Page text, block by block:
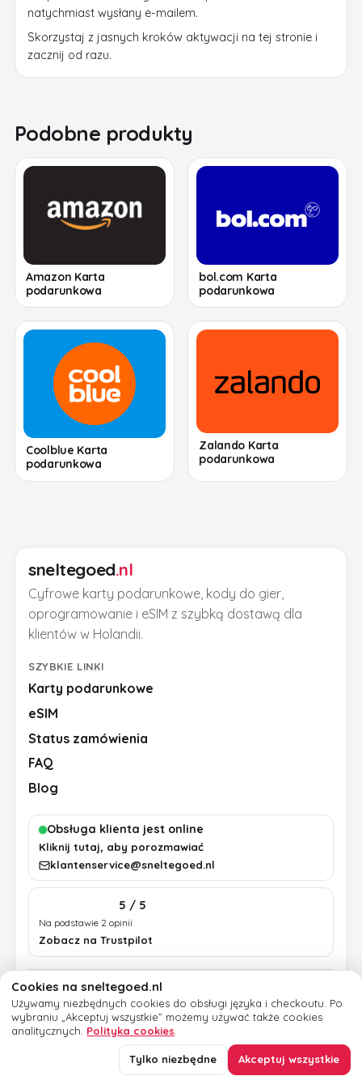
natychmiast wysłany e-mailem.
Skorzystaj z jasnych kroków aktywacji na tej stronie i
zacznij od razu.
Podobne produkty
Amazon Karta
podarunkowa
bol.com Karta
podarunkowa
Coolblue Karta
podarunkowa
Zalando Karta
podarunkowa
sneltegoed.nl
Cyfrowe karty podarunkowe, kody do gier,
oprogramowanie i eSIM z szybką dostawą dla
klientów w Holandii.
SZYBKIE LINKI
Karty podarunkowe
eSIM
Status zamówienia
FAQ
Blog
Obsługa klienta jest online
Kliknij tutaj, aby porozmawiać
klantenservice@sneltegoed.nl
5 / 5
Na podstawie 2 opinii
Zobacz na Trustpilot
RegulaminPrywatność
Informacje prawne
© 2026 sneltegoed.nl. Wszelkie prawa zastrzeżone.
Cookies na sneltegoed.nl
Używamy niezbędnych cookies do obsługi języka i checkoutu. Po
wybraniu „Akceptuj wszystkie” możemy używać także cookies
analitycznych. Polityka cookies
Tylko niezbędne Akceptuj wszystkie